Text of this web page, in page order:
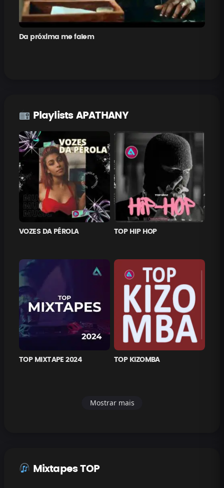
Da próxima me falem
Playlists APATHANY
VOZES DA PÉROLA TOP HIP HOP
TOP MIXTAPE 2024 TOP KIZOMBA
Mostrar mais
Mixtapes TOP